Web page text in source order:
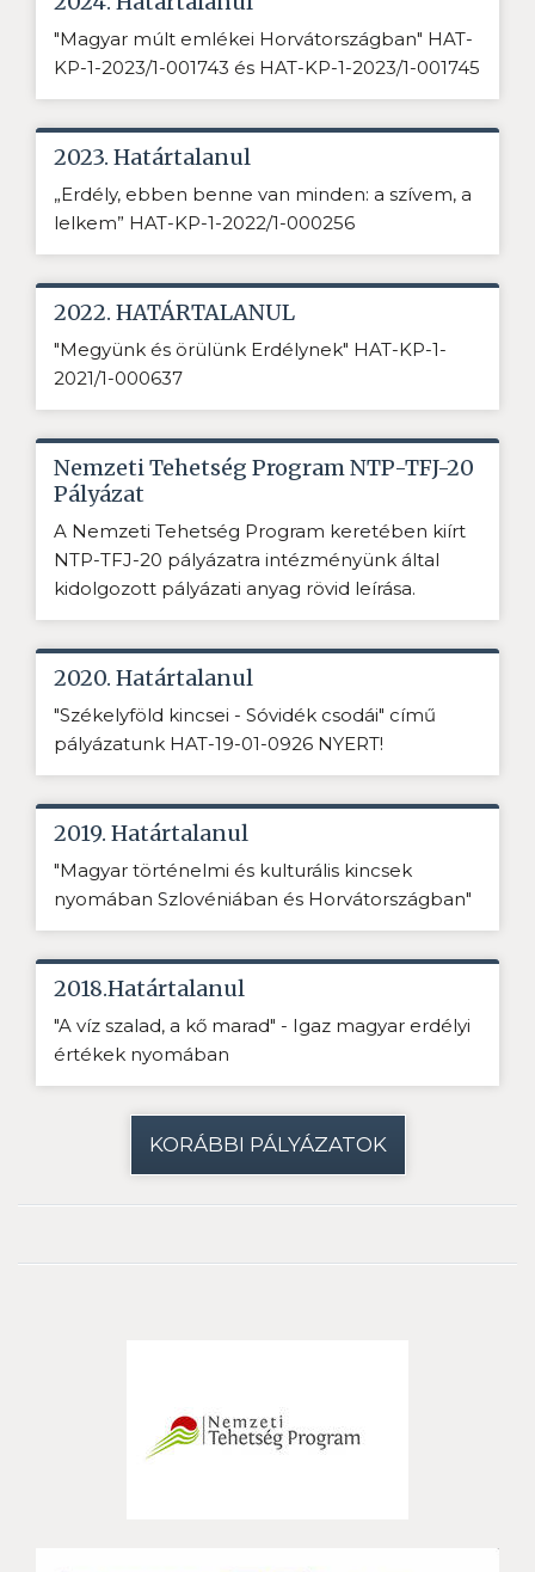
"Magyar múlt emlékei Horvátországban" HAT-
KP-1-2023/1-001743 és HAT-KP-1-2023/1-001745
2023. Határtalanul
„Erdély, ebben benne van minden: a szívem, a
lelkem” HAT-KP-1-2022/1-000256
2022. HATÁRTALANUL
"Megyünk és örülünk Erdélynek" HAT-KP-1-
2021/1-000637
Nemzeti Tehetség Program NTP-TFJ-20
Pályázat
A Nemzeti Tehetség Program keretében kiírt
NTP-TFJ-20 pályázatra intézményünk által
kidolgozott pályázati anyag rövid leírása.
2020. Határtalanul
"Székelyföld kincsei - Sóvidék csodái" című
pályázatunk HAT-19-01-0926 NYERT!
2019. Határtalanul
"Magyar történelmi és kulturális kincsek
nyomában Szlovéniában és Horvátországban"
2018.Határtalanul
"A víz szalad, a kő marad" - Igaz magyar erdélyi
értékek nyomában
KORÁBBI PÁLYÁZATOK